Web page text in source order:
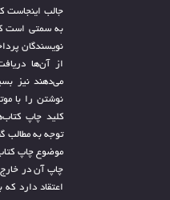
جالب اینجاست
به سمتی است
نویسندگان
از آن‌ها
می‌دهند نیز
نوشتن را با
کلید چاپ
توجه به مطالب
موضوع چاپ کتاب
چاپ آن در خارج
اعتقاد دارد